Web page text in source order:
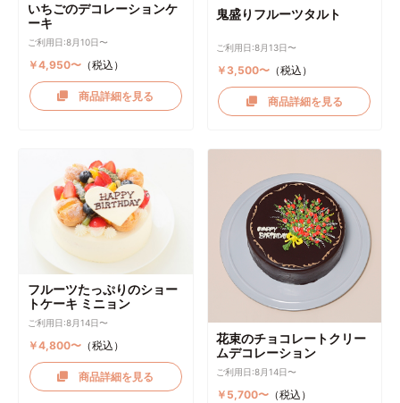
いちごのデコレーションケ
ーキ
ご利用日:8月10日〜
￥4,950〜（税込）
商品詳細を見る
鬼盛りフルーツタルト
ご利用日:8月13日〜
￥3,500〜 （税込）
商品詳細を見る
フルーツたっぷりのショー
トケーキ ミニョン
ご利用日:8月14日〜
￥4,800〜（税込）
商品詳細を見る
花束のチョコレートクリー
ムデコレーション
ご利用日:8月14日〜
￥5,700〜 （税込）